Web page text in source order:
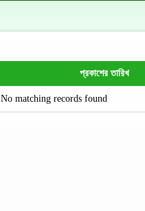
প্রকাশের তারিখ
No matching records found